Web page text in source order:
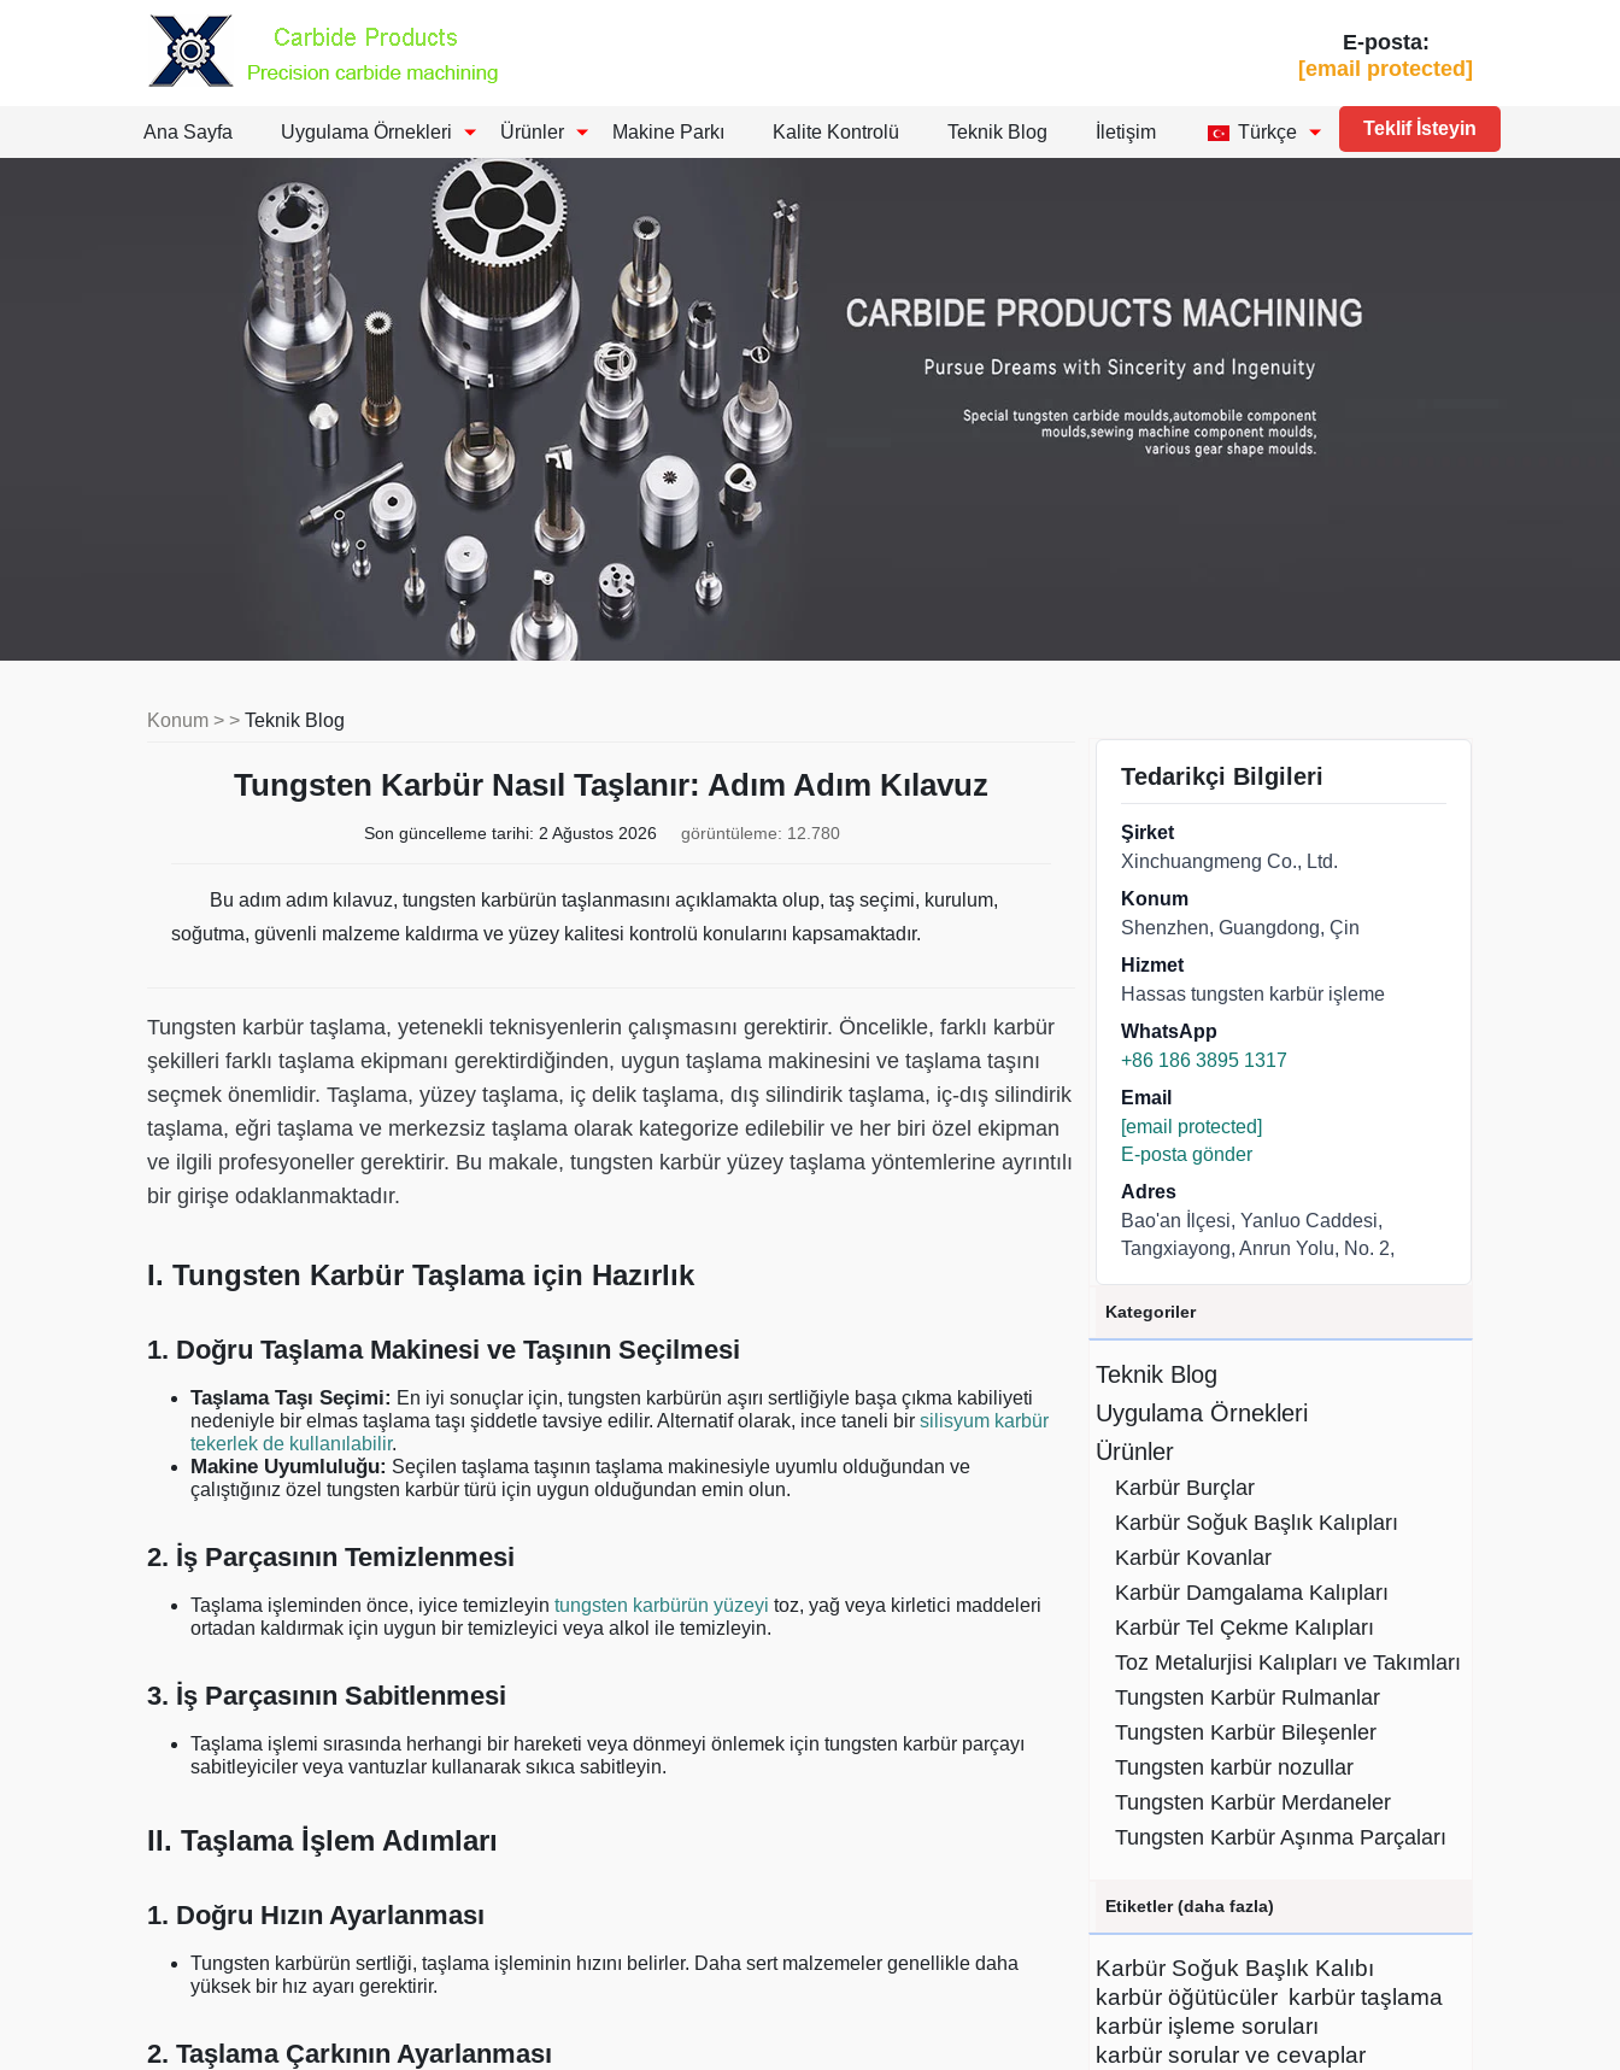
E-posta:
[email protected]
Ana Sayfa Uygulama Örnekleri Ürünler Makine Parkı Kalite Kontrolü Teknik Blog İletişim Türkçe Teklif İsteyin
Konum > > Teknik Blog
Tungsten Karbür Nasıl Taşlanır: Adım Adım Kılavuz
Son güncelleme tarihi: 2 Ağustos 2026 görüntüleme: 12.780
Bu adım adım kılavuz, tungsten karbürün taşlanmasını açıklamakta olup, taş seçimi, kurulum,
soğutma, güvenli malzeme kaldırma ve yüzey kalitesi kontrolü konularını kapsamaktadır.
Tungsten karbür taşlama, yetenekli teknisyenlerin çalışmasını gerektirir. Öncelikle, farklı karbür
şekilleri farklı taşlama ekipmanı gerektirdiğinden, uygun taşlama makinesini ve taşlama taşını
seçmek önemlidir. Taşlama, yüzey taşlama, iç delik taşlama, dış silindirik taşlama, iç-dış silindirik
taşlama, eğri taşlama ve merkezsiz taşlama olarak kategorize edilebilir ve her biri özel ekipman
ve ilgili profesyoneller gerektirir. Bu makale, tungsten karbür yüzey taşlama yöntemlerine ayrıntılı
bir girişe odaklanmaktadır.
I. Tungsten Karbür Taşlama için Hazırlık
1. Doğru Taşlama Makinesi ve Taşının Seçilmesi
Taşlama Taşı Seçimi: En iyi sonuçlar için, tungsten karbürün aşırı sertliğiyle başa çıkma kabiliyeti
nedeniyle bir elmas taşlama taşı şiddetle tavsiye edilir. Alternatif olarak, ince taneli bir silisyum karbür
tekerlek de kullanılabilir.
Makine Uyumluluğu: Seçilen taşlama taşının taşlama makinesiyle uyumlu olduğundan ve
çalıştığınız özel tungsten karbür türü için uygun olduğundan emin olun.
2. İş Parçasının Temizlenmesi
Taşlama işleminden önce, iyice temizleyin tungsten karbürün yüzeyi toz, yağ veya kirletici maddeleri
ortadan kaldırmak için uygun bir temizleyici veya alkol ile temizleyin.
3. İş Parçasının Sabitlenmesi
Taşlama işlemi sırasında herhangi bir hareketi veya dönmeyi önlemek için tungsten karbür parçayı
sabitleyiciler veya vantuzlar kullanarak sıkıca sabitleyin.
II. Taşlama İşlem Adımları
1. Doğru Hızın Ayarlanması
Tungsten karbürün sertliği, taşlama işleminin hızını belirler. Daha sert malzemeler genellikle daha
yüksek bir hız ayarı gerektirir.
2. Taşlama Çarkının Ayarlanması
Tedarikçi Bilgileri
Şirket
Xinchuangmeng Co., Ltd.
Konum
Shenzhen, Guangdong, Çin
Hizmet
Hassas tungsten karbür işleme
WhatsApp
+86 186 3895 1317
Email
[email protected]
E-posta gönder
Adres
Bao'an İlçesi, Yanluo Caddesi,
Tangxiayong, Anrun Yolu, No. 2,
Kategoriler
Teknik Blog
Uygulama Örnekleri
Ürünler
Karbür Burçlar
Karbür Soğuk Başlık Kalıpları
Karbür Kovanlar
Karbür Damgalama Kalıpları
Karbür Tel Çekme Kalıpları
Toz Metalurjisi Kalıpları ve Takımları
Tungsten Karbür Rulmanlar
Tungsten Karbür Bileşenler
Tungsten karbür nozullar
Tungsten Karbür Merdaneler
Tungsten Karbür Aşınma Parçaları
Etiketler (daha fazla)
Karbür Soğuk Başlık Kalıbı
karbür öğütücüler karbür taşlama
karbür işleme soruları
karbür sorular ve cevaplar